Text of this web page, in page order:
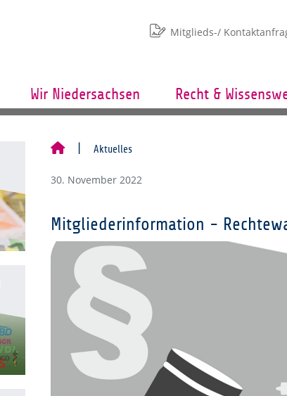
Mitglieds-/
Wir Niedersachsen Recht &
Aktuelles
30. November 2022
Mitgliederinformation -